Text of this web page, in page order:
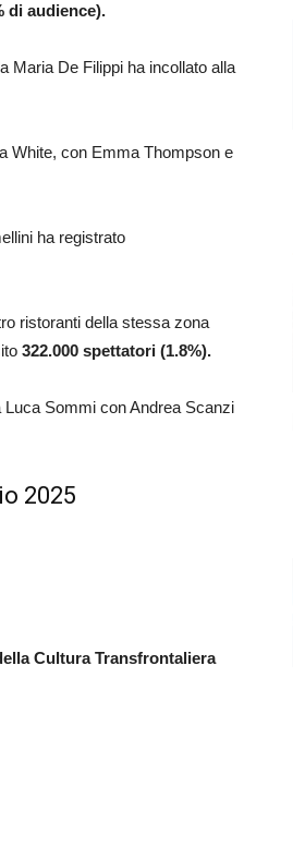
di audience).
Maria De Filippi ha incollato alla
White, con Emma Thompson e
ha registrato
ristoranti della stessa zona
322.000 spettatori (1.8%).
Luca Sommi con Andrea Scanzi
2025
Cultura Transfrontaliera